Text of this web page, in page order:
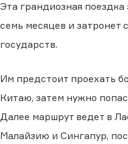
Эта грандиозная
семь месяцев и затронет
государств.
Им предстоит проехать
Китаю, затем нужно
Далее маршрут ведет в
Малайзию и Сингапур,